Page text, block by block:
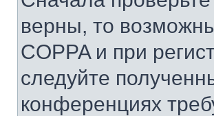
верны, то
COPPA и при
следуйте
конференциях